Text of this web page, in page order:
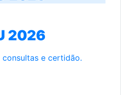
2026
consultas e certidão.